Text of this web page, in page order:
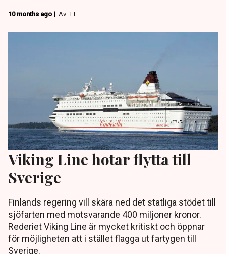
10 months ago | Av: TT
Viking Line hotar flytta till
Sverige
Finlands regering vill skära ned det statliga stödet till
sjöfarten med motsvarande 400 miljoner kronor.
Rederiet Viking Line är mycket kritiskt och öppnar
för möjligheten att i stället flagga ut fartygen till
Sverige.